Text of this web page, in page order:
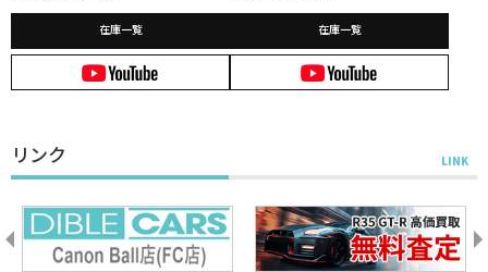
在庫一覧 在庫一覧
リンク